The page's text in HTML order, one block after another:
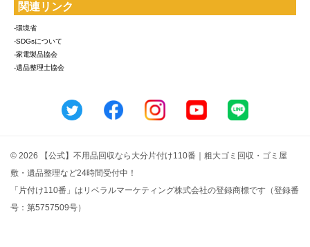
関連リンク
-環境省
-SDGsについて
-家電製品協会
-遺品整理士協会
© 2026 【公式】不用品回収なら大分片付け110番｜粗大ゴミ回収・ゴミ屋
敷・遺品整理など24時間受付中！
「片付け110番」はリベラルマーケティング株式会社の登録商標です（登録番
号：第5757509号）